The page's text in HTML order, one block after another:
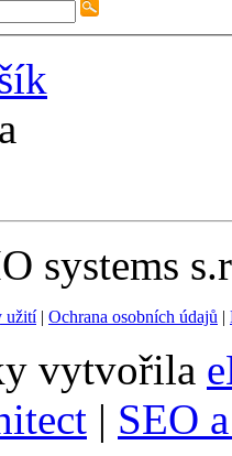
systems
užití| Ochrana osobních údajů |
vytvořila
| SEO